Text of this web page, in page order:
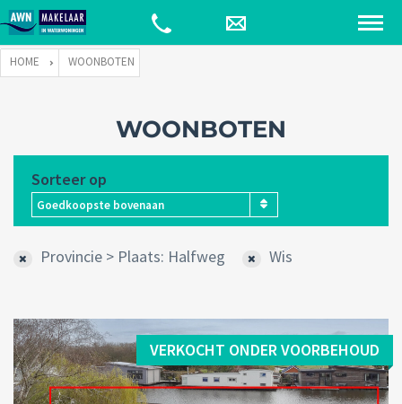
HOME WOONBOTEN
WOONBOTEN
Sorteer op
Goedkoopste bovenaan
Provincie > Plaats: Halfweg Wis
VERKOCHT ONDER VOORBEHOUD